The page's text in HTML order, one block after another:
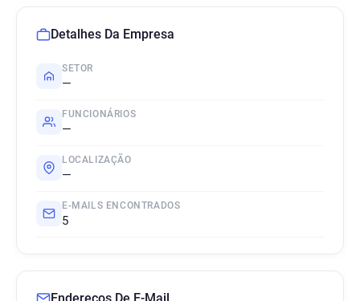
Detalhes Da Empresa
SETOR
—
FUNCIONÁRIOS
—
LOCALIZAÇÃO
—
E-MAILS ENCONTRADOS
5